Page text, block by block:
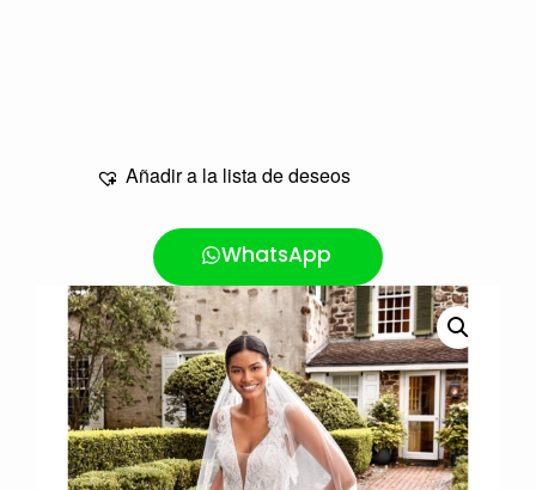
Añadir a la lista de deseos
WhatsApp